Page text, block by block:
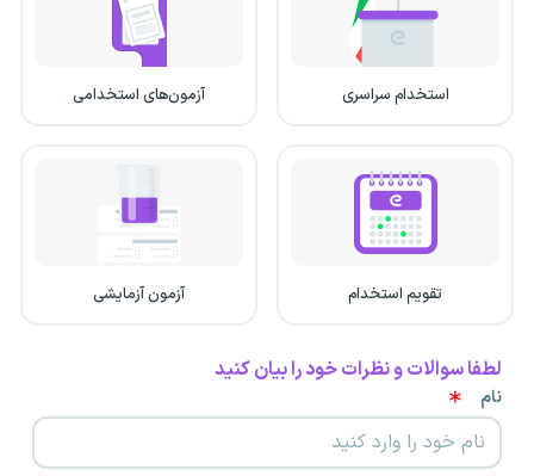
استخدام سراسری آزمون‌های استخدامی
تقویم استخدام آزمون آزمایشی
لطفا سوالات و نظرات خود را بیان کنید
نام